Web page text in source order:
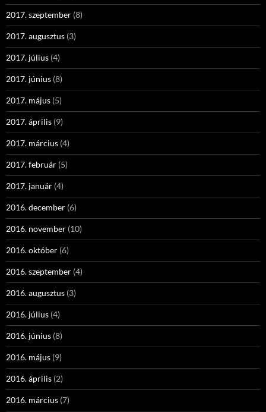
2017. szeptember (8)
2017. augusztus (3)
2017. július (4)
2017. június (8)
2017. május (5)
2017. április (9)
2017. március (4)
2017. február (5)
2017. január (4)
2016. december (6)
2016. november (10)
2016. október (6)
2016. szeptember (4)
2016. augusztus (3)
2016. július (4)
2016. június (8)
2016. május (9)
2016. április (2)
2016. március (7)